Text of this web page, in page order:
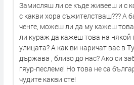
Замисляш ли се къде живееш и с
с какви хора съжителстваш??? А
ченге, можеш ли да му кажеш
ли кураж да кажеш това на някой
улицата? А как ви наричат вас в
държава , близо до нас? Ако си
гяур-песлеме! Но това не са
чудите какви сте!